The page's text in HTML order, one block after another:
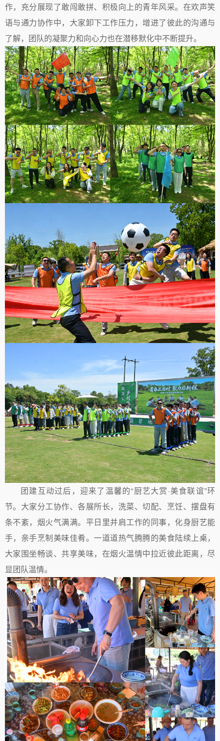
作，充分展现了敢闯敢拼、积极向上的青年风采。在欢声笑
语与通力协作中，大家卸下工作压力，增进了彼此的沟通与
了解，团队的凝聚力和向心力也在潜移默化中不断提升。
团建互动过后，迎来了温馨的“厨艺大赏·美食联谊”环
节。大家分工协作、各展所长，洗菜、切配、烹饪、摆盘有
条不紊，烟火气满满。平日里并肩工作的同事，化身厨艺能
手，亲手烹制美味佳肴。一道道热气腾腾的美食陆续上桌，
大家围坐畅谈、共享美味，在烟火温情中拉近彼此距离，尽
显团队温情。